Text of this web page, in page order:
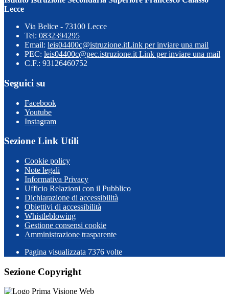
Lecce
Via Belice - 73100 Lecce
Tel: 0832394295
Email: leis04400c@istruzione.itLink per inviare una mail
PEC: leis04400c@pec.istruzione.it Link per inviare una mail
C.F.: 93126460752
Seguici su
Facebook
Youtube
Instagram
Sezione Link Utili
Cookie policy
Note legali
Informativa Privacy
Ufficio Relazioni con il Pubblico
Dichiarazione di accessibilità
Obiettivi di accessibilità
Whistleblowing
Gestione consensi cookie
Amministrazione trasparente
Pagina visualizzata 7376 volte
Sezione Copyright